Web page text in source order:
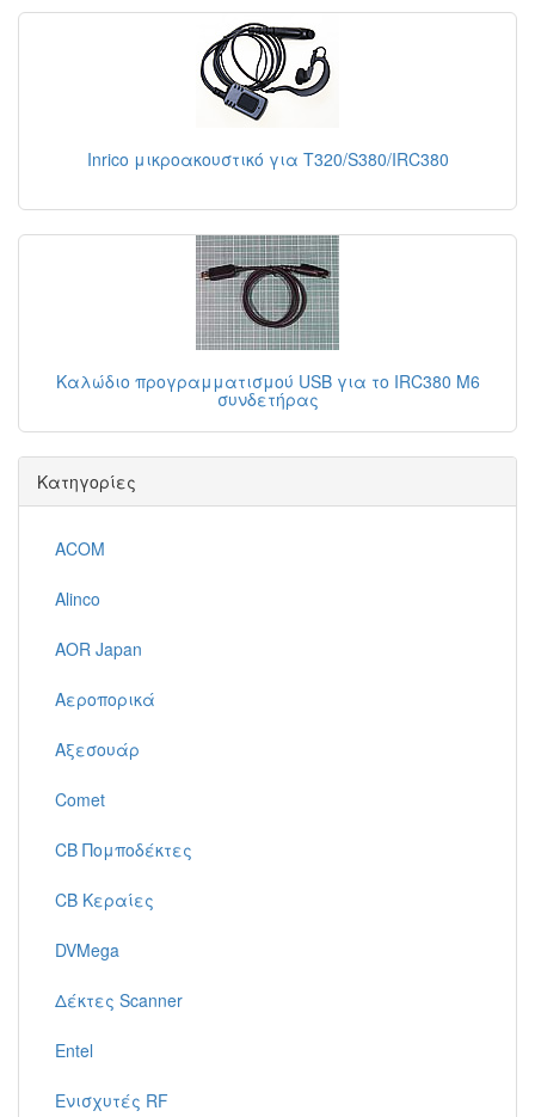
Inrico μικροακουστικό για T320/S380/IRC380
Καλώδιο προγραμματισμού USB για το IRC380 Μ6
συνδετήρας
Κατηγορίες
ACOM
Alinco
AOR Japan
Αεροπορικά
Αξεσουάρ
Comet
CB Πομποδέκτες
CB Κεραίες
DVMega
Δέκτες Scanner
Entel
Ενισχυτές RF